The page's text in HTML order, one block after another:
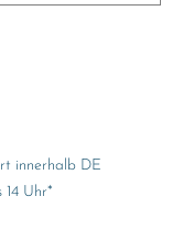
innerhalb DE
14 Uhr*